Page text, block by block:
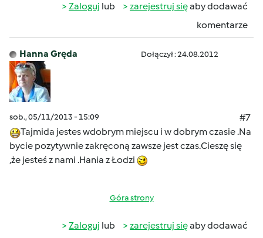
Zaloguj lub zarejestruj sięaby dodawać
komentarze
Hanna Gręda Dołączył : 24.08.2012
sob., 05/11/2013 - 15:09
#7
Tajmida jestes wdobrym miejscu i w dobrym czasie .Na
bycie pozytywnie zakręconą zawsze jest czas.Cieszę się
,że jesteś z nami .Hania z Łodzi
Góra strony
Zaloguj lub zarejestruj sięaby dodawać